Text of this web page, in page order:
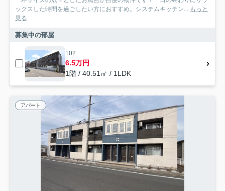
ックスした時間を過ごしたい方におすすめ。システムキッチン...
もっと
見る
募集中の部屋
102
6.5万円
1階 / 40.51㎡ / 1LDK
アパート